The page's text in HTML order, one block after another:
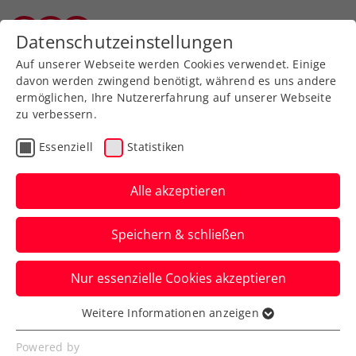
Zurück zur Newsübersicht
Davis Cup
Davis Cup: Rodionov
besorgt 1:1 für KURIER
Austria Davis Cup Team
in Japan
Zuvor zog Sebastian Ofner im
Auftaktmatch im Ariake Coliseum in Tokio
den Kürzeren.
Datenschutzeinstellungen
Auf unserer Webseite werden Cookies verwendet. Einige
davon werden zwingend benötigt, während es uns andere
ermöglichen, Ihre Nutzererfahrung auf unserer Webseite
zu verbessern.
Essenziell Statistiken
Alle akzeptieren
Speichern & schließen
Nur essenzielle Cookies akzeptieren
Essenziell
Essenzielle Cookies werden für grundlegende
Weitere Informationen anzeigen
Powered by